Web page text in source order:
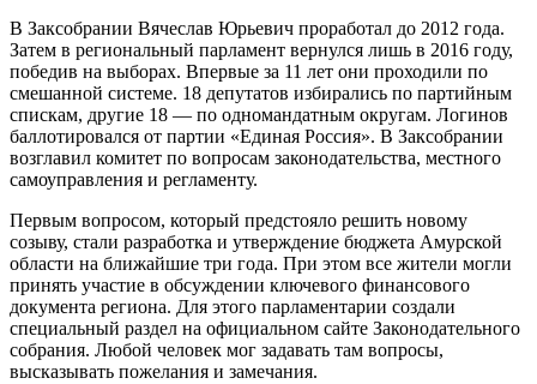
В Заксобрании Вячеслав Юрьевич проработал до 2012 года.
Затем в региональный парламент вернулся лишь в 2016 году,
победив на выборах. Впервые за 11 лет они проходили по
смешанной системе. 18 депутатов избирались по партийным
спискам, другие 18 — по одномандатным округам. Логинов
баллотировался от партии «Единая Россия». В Заксобрании
возглавил комитет по вопросам законодательства, местного
самоуправления и регламенту.
Первым вопросом, который предстояло решить новому
созыву, стали разработка и утверждение бюджета Амурской
области на ближайшие три года. При этом все жители могли
принять участие в обсуждении ключевого финансового
документа региона. Для этого парламентарии создали
специальный раздел на официальном сайте Законодательного
собрания. Любой человек мог задавать там вопросы,
высказывать пожелания и замечания.